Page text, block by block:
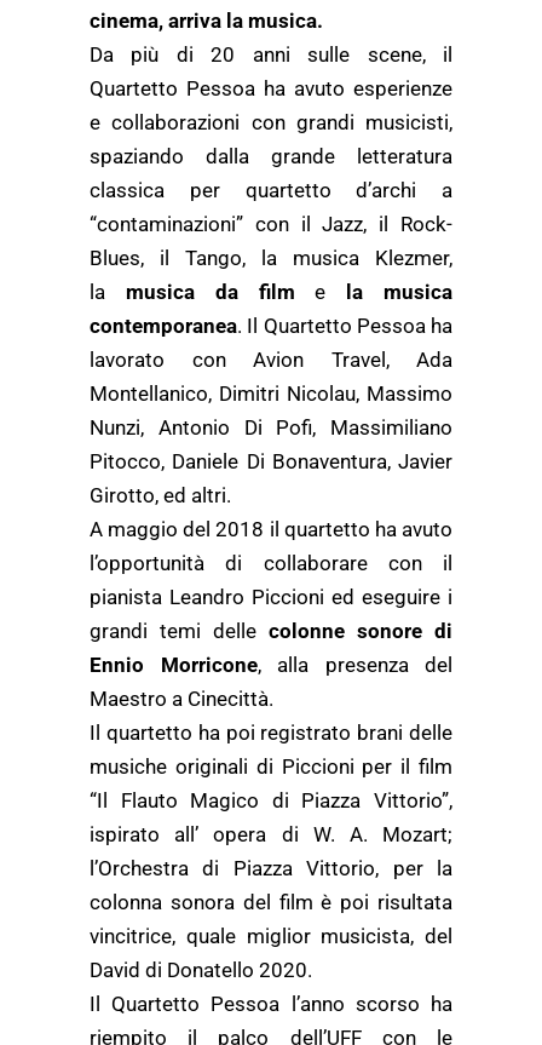
cinema, arriva la musica.
Da più di 20 anni sulle scene, il
Quartetto Pessoa ha avuto esperienze
e collaborazioni con grandi musicisti,
spaziando dalla grande letteratura
classica per quartetto d’archi a
“contaminazioni” con il Jazz, il Rock-
Blues, il Tango, la musica Klezmer,
la musica da film e
la musica
contemporanea. Il Quartetto Pessoa ha
lavorato con Avion Travel, Ada
Montellanico, Dimitri Nicolau, Massimo
Nunzi, Antonio Di Pofi, Massimiliano
Pitocco, Daniele Di Bonaventura, Javier
Girotto, ed altri.
A maggio del 2018 il quartetto ha avuto
l’opportunità di collaborare con il
pianista Leandro Piccioni ed eseguire i
grandi temi delle colonne sonore di
Ennio Morricone, alla presenza del
Maestro a Cinecittà.
Il quartetto ha poi registrato brani delle
musiche originali di Piccioni per il film
“Il Flauto Magico di Piazza Vittorio”,
ispirato all’ opera di W. A. Mozart;
l’Orchestra di Piazza Vittorio, per la
colonna sonora del film è poi risultata
vincitrice, quale miglior musicista, del
David di Donatello 2020.
Il Quartetto Pessoa l’anno scorso ha
riempito il palco dell’UFF con le